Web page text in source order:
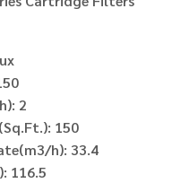
2
150
h): 33.4
116.5